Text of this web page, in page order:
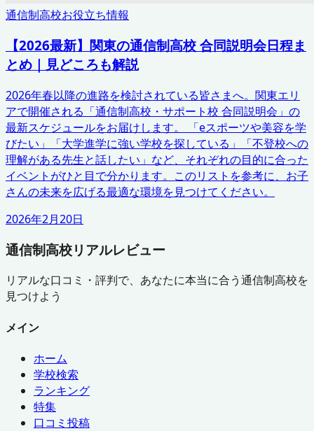
通信制高校お役立ち情報
【2026最新】関東の通信制高校 合同説明会日程ま
とめ｜見どころも解説
2026年春以降の進路を検討されている皆さまへ。関東エリ
アで開催される「通信制高校・サポート校 合同説明会」の
最新スケジュールをお届けします。 「eスポーツや美容を学
びたい」「大学進学に強い学校を探している」「不登校への
理解がある先生と話したい」など、それぞれの目的に合った
イベントがひと目で分かります。このリストを参考に、お子
さんの未来を広げる最適な環境を見つけてください。
2026年2月20日
通信制高校リアルレビュー
リアルな口コミ・評判で、あなたに本当に合う通信制高校を
見つけよう
メイン
ホーム
学校検索
ランキング
特集
口コミ投稿